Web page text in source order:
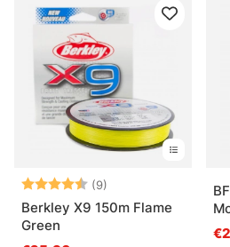
Bewertung:(9)
4.4 von 5 Sternen
Berkley X9 150m Flame
Green
-